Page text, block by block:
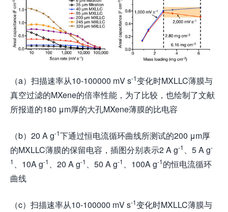
（a）扫描速率从10-100000 mV s-1变化时MXLLC薄膜与
真空过滤的MXene的倍率性能，为了比较，也绘制了文献
所报道的180 μm厚的大孔MXene薄膜的比电容
（b）20 A g-1下通过恒电流循环曲线所测试的200 μm厚
的MXLLC薄膜的保留电容，插图分别表示2 A g-1 、5 A g-
1
、10A g-1 、20 A g-1 、50 A g-1 、100A g-1的恒电流循环
曲线
（c）扫描速率从10-100000 mV s-1变化时MXLLC薄膜与